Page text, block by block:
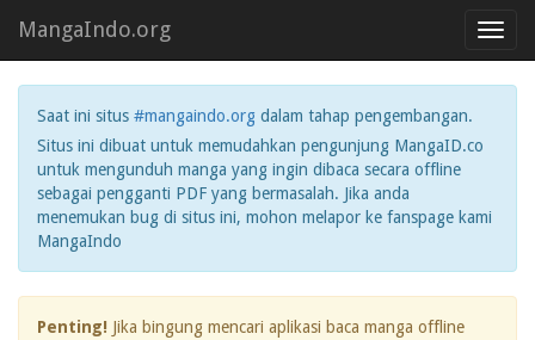
MangaIndo.org
Saat ini situs #mangaindo.org dalam tahap pengembangan.
Situs ini dibuat untuk memudahkan pengunjung MangaID.co
untuk mengunduh manga yang ingin dibaca secara offline
sebagai pengganti PDF yang bermasalah. Jika anda
menemukan bug di situs ini, mohon melapor ke fanspage kami
MangaIndo
Penting! Jika bingung mencari aplikasi baca manga offline